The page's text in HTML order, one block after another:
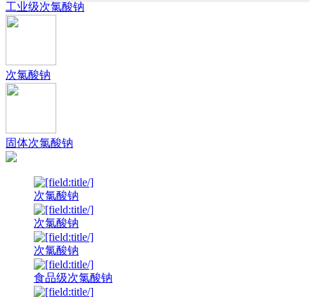
工业级次氯酸钠
次氯酸钠
固体次氯酸钠
次氯酸钠
次氯酸钠
次氯酸钠
食品级次氯酸钠